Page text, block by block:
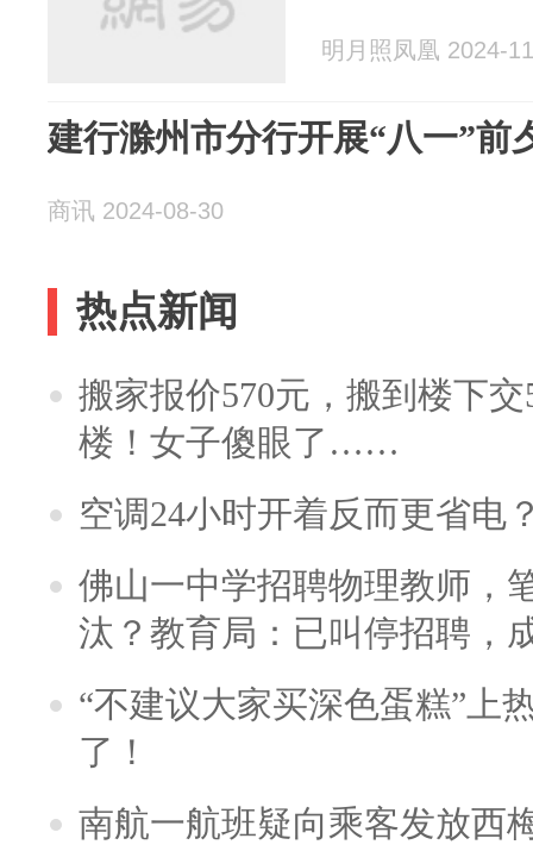
明月照凤凰 2024-
建行滁州市分行开展“八一”前
商讯 2024-08-30
热点新闻
搬家报价570元，搬到楼下
楼！女子傻眼了……
空调24小时开着反而更省电
佛山一中学招聘物理教师，
汰？教育局：已叫停招聘，
“不建议大家买深色蛋糕”上
了！
南航一航班疑向乘客发放西